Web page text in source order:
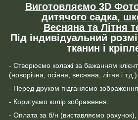
Виготовляємо 3D
дитячого садка,
Весняна та Літня
Під індивідуальний
тканин і
- Створюємо колажі за бажанням
(новорічна, осіння, весняна, літня і т.д.).
- Перед друком підганяємо зображення
- Коригуємо колір зображення.
- Оплата за б/н (виставляємо